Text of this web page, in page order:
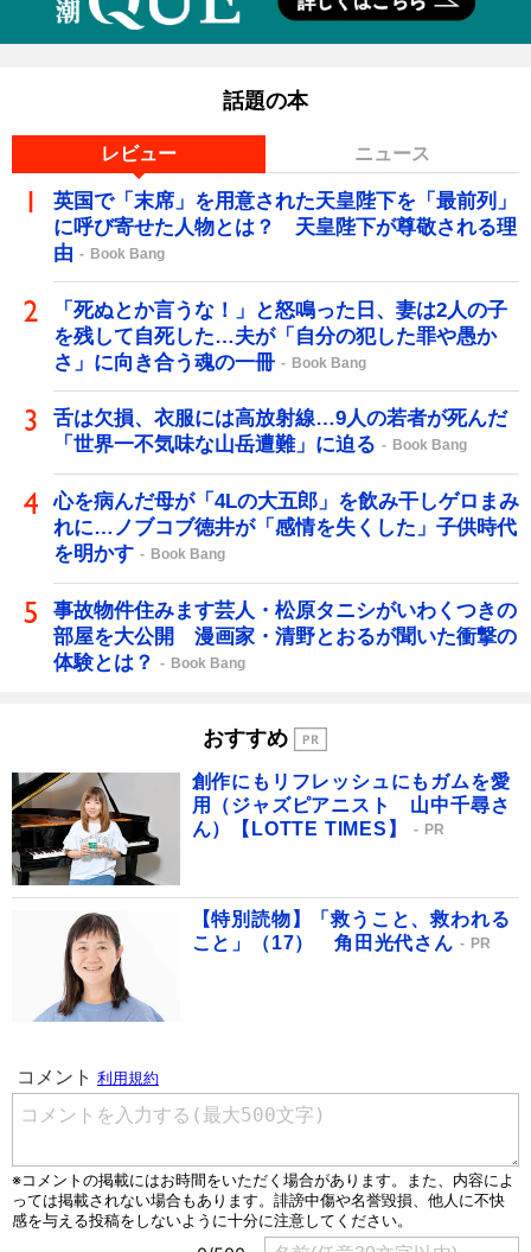
話題の本
レビュー ニュース
英国で「末席」を用意された天皇陛下を「最前列」
に呼び寄せた人物とは？ 天皇陛下が尊敬される理
由
Book Bang
「死ぬとか言うな！」と怒鳴った日、妻は2人の子
を残して自死した…夫が「自分の犯した罪や愚か
さ」に向き合う魂の一冊
Book Bang
舌は欠損、衣服には高放射線…9人の若者が死んだ
「世界一不気味な山岳遭難」に迫る
Book Bang
心を病んだ母が「4Lの大五郎」を飲み干しゲロまみ
れに…ノブコブ徳井が「感情を失くした」子供時代
を明かす
Book Bang
事故物件住みます芸人・松原タニシがいわくつきの
部屋を大公開 漫画家・清野とおるが聞いた衝撃の
体験とは？
Book Bang
おすすめ
創作にもリフレッシュにもガムを愛
用（ジャズピアニスト 山中千尋さ
ん）【LOTTE TIMES】
PR
【特別読物】「救うこと、救われる
こと」（17） 角田光代さん
PR